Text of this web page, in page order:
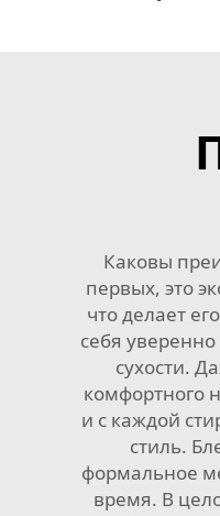
Каковы
первых, это
что делает
себя
сухости.
комфортного
и с каждой
стиль.
формальное
время. В